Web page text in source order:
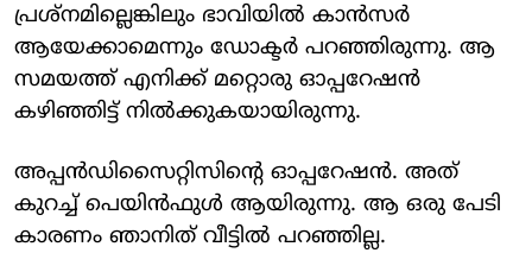
പ്രശ്നമില്ലെങ്കിലും ഭാവിയില്‍ കാൻസർ
ആയേക്കാമെന്നും ഡോക്ടര്‍ പറഞ്ഞിരുന്നു. ആ
സമയത്ത് എനിക്ക് മറ്റൊരു ഓപ്പറേഷൻ
കഴിഞ്ഞിട്ട് നിൽക്കുകയായിരുന്നു.
അപ്പൻഡിസൈറ്റിസിന്റെ ഓപ്പറേഷൻ. അത്
കുറച്ച് പെയിൻഫുൾ ആയിരുന്നു. ആ ഒരു പേടി
കാരണം ഞാനിത് വീട്ടിൽ പറഞ്ഞില്ല.